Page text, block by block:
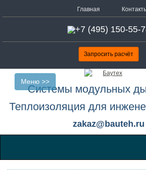
Главная
+7 (495) 150-55-
Запросить расчёт
Системы модульных
Теплоизоляция для
zakaz@bauteh.ru
Меню >>